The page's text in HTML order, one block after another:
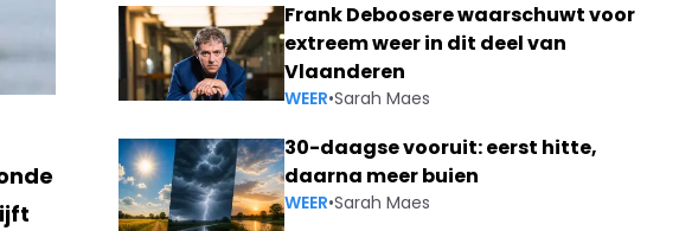
Frank Deboosere waarschuwt voor
extreem weer in dit deel van
Vlaanderen
WEER•Sarah Maes
30-daagse vooruit: eerst hitte,
daarna meer buien
WEER•Sarah Maes